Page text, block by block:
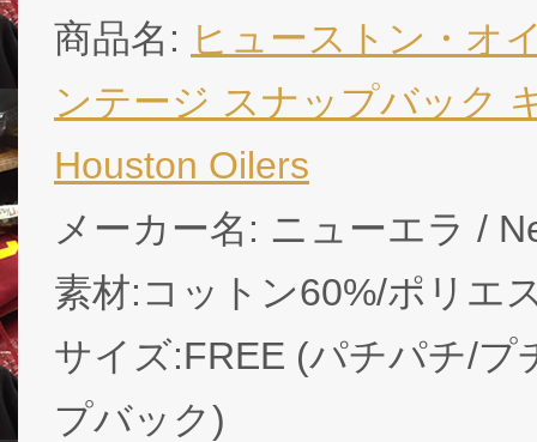
商品名: ヒューストン・オ
ンテージ スナップバック
Houston Oilers
メーカー名: ニューエラ /
素材:コットン60%/ポリエ
サイズ:FREE (パチパチ/
プバック)